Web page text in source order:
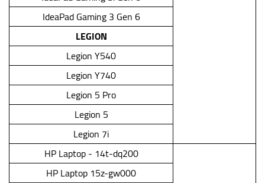
IdeaPad Gaming 3 Gen 6
LEGION
Legion Y540
Legion Y740
Legion 5 Pro
Legion 5
Legion 7i
HP Laptop - 14t-dq200
HP Laptop 15z-gw000